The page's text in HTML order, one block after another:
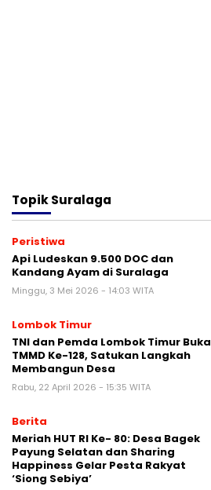
TopikSuralaga
Peristiwa
Api Ludeskan 9.500 DOC dan
Kandang Ayam di Suralaga
Minggu, 3 Mei 2026 - 14:03 WITA
Lombok Timur
TNI dan Pemda Lombok Timur Buka
TMMD Ke-128, Satukan Langkah
Membangun Desa
Rabu, 22 April 2026 - 15:35 WITA
Berita
Meriah HUT RI Ke- 80: Desa Bagek
Payung Selatan dan Sharing
Happiness Gelar Pesta Rakyat
‘Siong Sebiya’